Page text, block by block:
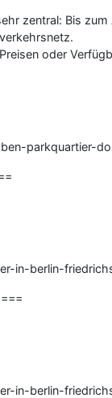
zentral: Bis
oder
parkquartier-
in-berlin-
in-berlin-